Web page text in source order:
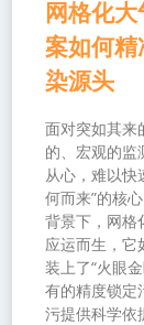
网格化
案如何精
染源头
面对突如其来
的、宏观的监
从心，难以快
何而来”的核
背景下，网格
应运而生，它
装上了“火眼
有的精度锁定
污提供科学依